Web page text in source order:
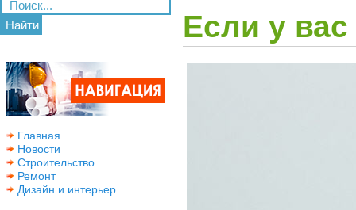
Найти
Главная
Новости
Строительство
Ремонт
Дизайн и интерьер
Если у